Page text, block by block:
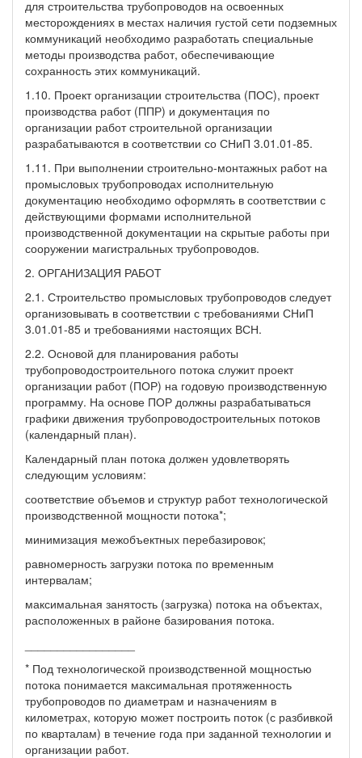
для строительства трубопроводов на освоенных
месторождениях в местах наличия густой сети подземных
коммуникаций необходимо разработать специальные
методы производства работ, обеспечивающие
сохранность этих коммуникаций.
1.10. Проект организации строительства (ПОС), проект
производства работ (ППР) и документация по
организации работ строительной организации
разрабатываются в соответствии со СНиП 3.01.01-85.
1.11. При выполнении строительно-монтажных работ на
промысловых трубопроводах исполнительную
документацию необходимо оформлять в соответствии с
действующими формами исполнительной
производственной документации на скрытые работы при
сооружении магистральных трубопроводов.
2. ОРГАНИЗАЦИЯ РАБОТ
2.1. Строительство промысловых трубопроводов следует
организовывать в соответствии с требованиями СНиП
3.01.01-85 и требованиями настоящих ВСН.
2.2. Основой для планирования работы
трубопроводостроительного потока служит проект
организации работ (ПОР) на годовую производственную
программу. На основе ПОР должны разрабатываться
графики движения трубопроводостроительных потоков
(календарный план).
Календарный план потока должен удовлетворять
следующим условиям:
соответствие объемов и структур работ технологической
производственной мощности потока*;
минимизация межобъектных перебазировок;
равномерность загрузки потока по временным
интервалам;
максимальная занятость (загрузка) потока на объектах,
расположенных в районе базирования потока.
* Под технологической производственной мощностью
потока понимается максимальная протяженность
трубопроводов по диаметрам и назначениям в
километрах, которую может построить поток (с разбивкой
по кварталам) в течение года при заданной технологии и
организации работ.